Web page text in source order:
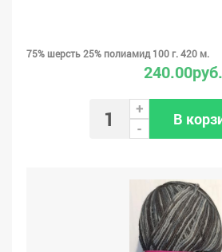
75% шерсть 25% полиамид 100 г. 420 м.
240.00руб.
+
-
В